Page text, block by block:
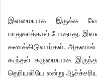
இளமையாக இருக்க
பாதுகாத்தால் போதாது.
கணக்கிடுவார்கள். அதனால்
கூந்தல் கருமையாக
தெரியலியே என்று